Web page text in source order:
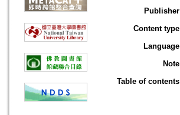
Publisher
Content type
Language
Note
Table of contents